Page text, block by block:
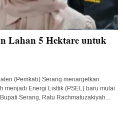
Lahan 5 Hektare untuk
(Pemkab) Serang menargetkan
menjadi Energi Listtik (PSEL) baru mulai
Serang, Ratu Rachmatuzakiyah...